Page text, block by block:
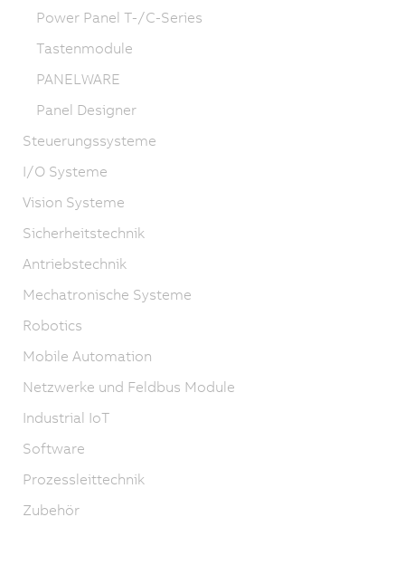
Power Panel T-/C-Series
Tastenmodule
PANELWARE
Panel Designer
Steuerungssysteme
I/O Systeme
Vision Systeme
Sicherheitstechnik
Antriebstechnik
Mechatronische Systeme
Robotics
Mobile Automation
Netzwerke und Feldbus Module
Industrial IoT
Software
Prozessleittechnik
Zubehör